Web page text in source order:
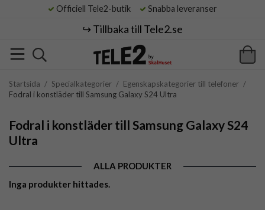
Officiell Tele2-butik Snabba leveranser
↪️ Tillbaka till Tele2.se
Startsida / Specialkategorier / Egenskapskategorier till telefoner /
Fodral i konstläder till Samsung Galaxy S24 Ultra
Fodral i konstläder till Samsung Galaxy S24
Ultra
ALLA PRODUKTER
Inga produkter hittades.